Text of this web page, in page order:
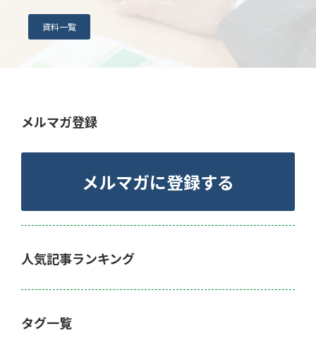
資料一覧
メルマガ登録
メルマガに登録する
人気記事ランキング
タグ一覧